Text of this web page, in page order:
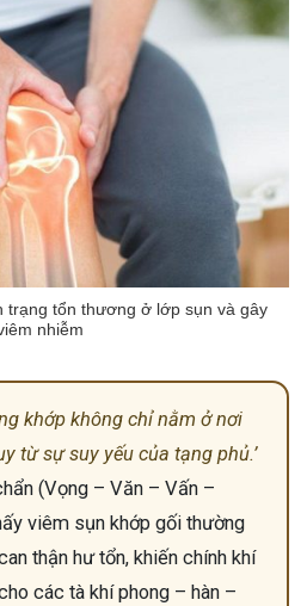
trạng tổn thương ở lớp sụn và gây
nhiễm
khớp không chỉ nằm ở nơi
từ sự suy yếu của tạng phủ.’
(Vọng – Văn – Vấn –
viêm sụn khớp gối thường
thận hư tổn, khiến chính khí
các tà khí phong – hàn –